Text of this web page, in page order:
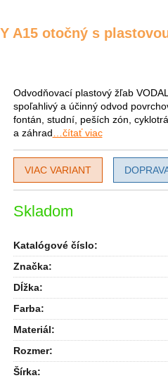
A15 otočný s
Skladom
Odvodňovací plastový žľab
spoľahlivý a účinný odvod
fontán, studní, peších zón,
a záhrad …čítať viac
Katalógové číslo:
Značka:
Dĺžka:
Farba:
Materiál:
Rozmer:
Šírka:
VIAC VARIANT